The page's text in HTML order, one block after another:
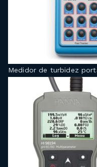
Medidor de turbidez